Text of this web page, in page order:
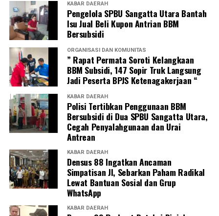
KABAR DAERAH
Pengelola SPBU Sangatta Utara Bantah
Isu Jual Beli Kupon Antrian BBM
Bersubsidi
ORGANISASI DAN KOMUNITAS
” Rapat Permata Soroti Kelangkaan
BBM Subsidi, 147 Sopir Truk Langsung
Jadi Peserta BPJS Ketenagakerjaan “
KABAR DAERAH
Polisi Tertibkan Penggunaan BBM
Bersubsidi di Dua SPBU Sangatta Utara,
Cegah Penyalahgunaan dan Urai
Antrean
KABAR DAERAH
Densus 88 Ingatkan Ancaman
Simpatisan JI, Sebarkan Paham Radikal
Lewat Bantuan Sosial dan Grup
WhatsApp
KABAR DAERAH